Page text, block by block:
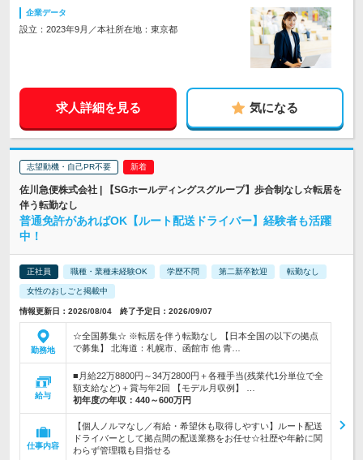
企業データ
設立：2023年9月／本社所在地：東京都
求人詳細を見る 気になる
志望動機・自己PR不要
佐川急便株式会社 | 【SGホールディングスグループ】歩合制なし☆転居を
伴う転勤なし
普通免許があればOK【ルート配送ドライバー】経験者も活躍
中！
正社員 職種・業種未経験OK 学歴不問 第二新卒歓迎 転勤なし
女性のおしごと掲載中
情報更新日：2026/08/04 終了予定日：2026/09/07
勤務地
☆全国募集☆ ※転居を伴う転勤なし 【日本全国の以下の拠点
で募集】 北海道：札幌市、函館市 他 青…
給与
■月給22万8800円～34万2800円＋各種手当(残業代1分単位で全
額支給など)＋賞与年2回 【モデル月収例】 …
初年度の年収： 440～600万円
仕事内容
【個人ノルマなし／有給・希望休も取得しやすい】ルート配送
ドライバーとして拠点間の配送業務をお任せ☆社歴や年齢に関
わらず管理職も目指せる